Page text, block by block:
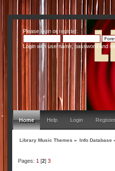
Pleaseloginor register.
Login with username, password and
Home Help Login Register
Library Music Themes » Info Database
Pages: 1 [2] 3